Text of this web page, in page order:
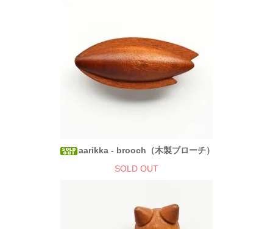
aarikka - brooch（木製ブローチ）
SOLD OUT